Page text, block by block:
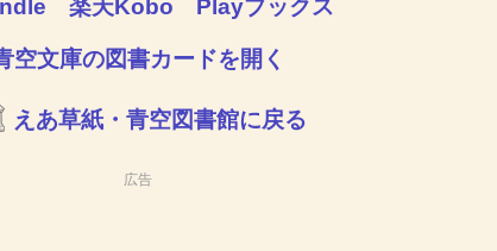
楽天Kobo Playブックス
空文庫の図書カードを開く
えあ草紙・青空図書館に戻る
広告